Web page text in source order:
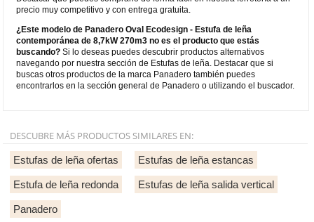
precio muy competitivo y con entrega gratuita.
¿Este modelo de Panadero Oval Ecodesign - Estufa de leña
contemporánea de 8,7kW 270m3 no es el producto que estás
buscando? Si lo deseas puedes descubrir productos alternativos
navegando por nuestra sección de Estufas de leña. Destacar que si
buscas otros productos de la marca Panadero también puedes
encontrarlos en la sección general de Panadero o utilizando el buscador.
DESCUBRE MÁS PRODUCTOS SIMILARES EN:
Estufas de leña ofertas Estufas de leña estancas
Estufa de leña redonda Estufas de leña salida vertical
Panadero